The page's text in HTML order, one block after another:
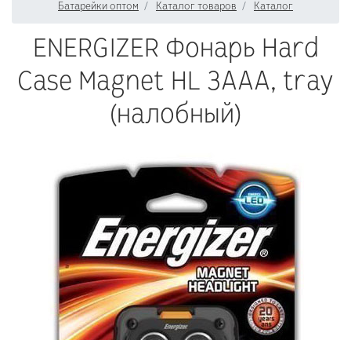
Батарейки оптом Каталог товаров Каталог
ENERGIZER Фонарь Hard
Case Magnet HL 3AAA, tray
(налобный)